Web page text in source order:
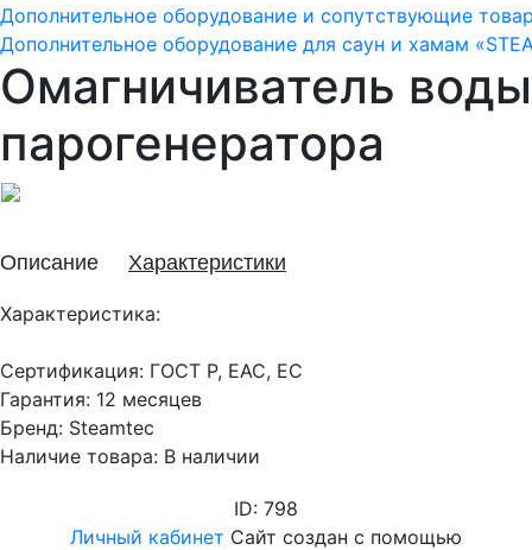
Дополнительное оборудование и сопутствующие
Дополнительное оборудование для саун и хамам
Омагничиватель
парогенератора
Описание Характеристики
Характеристика:
Сертификация: ГОСТ Р, EAC, EC
Гарантия: 12 месяцев
Бренд: Steamtec
Наличие товара: В наличии
ID: 798
Личный кабинет Сайт создан с помощью